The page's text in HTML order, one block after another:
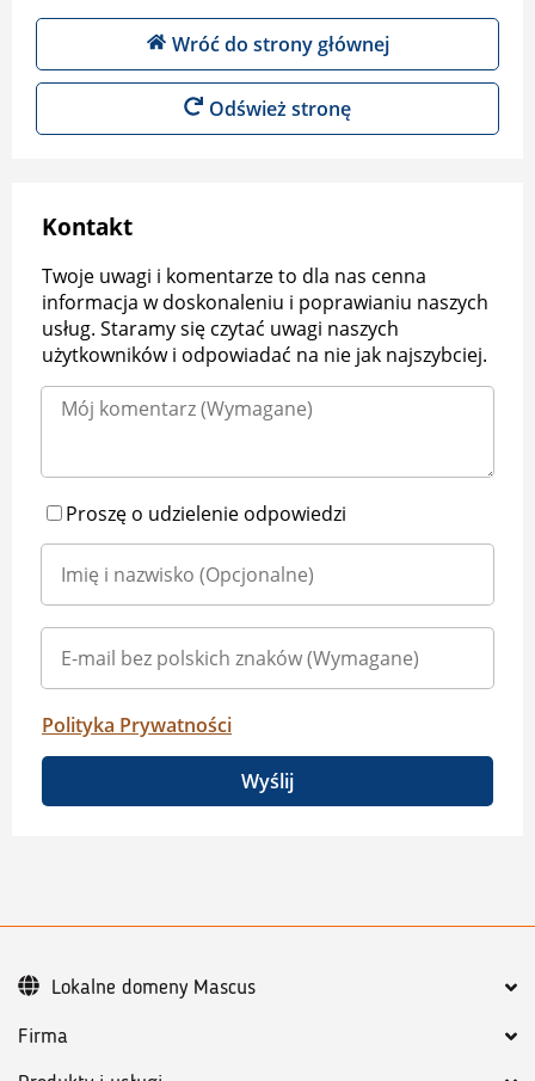
Wróć do strony głównej
Odśwież stronę
Kontakt
Twoje uwagi i komentarze to dla nas cenna
informacja w doskonaleniu i poprawianiu naszych
usług. Staramy się czytać uwagi naszych
użytkowników i odpowiadać na nie jak najszybciej.
Proszę o udzielenie odpowiedzi
Polityka Prywatności
Wyślij
Firma
Lokalne domeny Mascus